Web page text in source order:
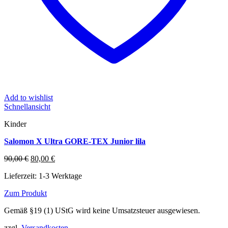
Add to wishlist
Schnellansicht
Kinder
Salomon X Ultra GORE-TEX Junior lila
90,00€ Ursprünglicher
war:
80,00 €Aktueller
ist:
Lieferzeit: 1-3 Werktage
Zum Produkt
Produkt
Gemäß §19 (1) UStG wird keine Umsatzsteuer ausgewiesen.